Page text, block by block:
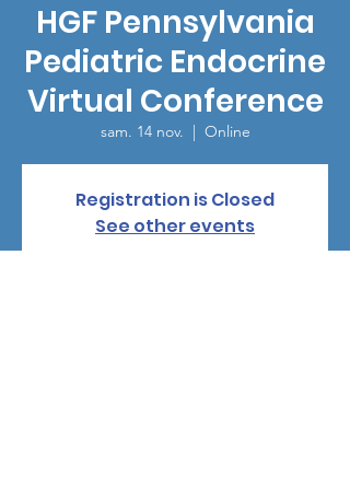
HGF Pennsylvania
Pediatric Endocrine
Virtual Conference
sam. 14 nov.
  |
Online
Registration is Closed
See other events